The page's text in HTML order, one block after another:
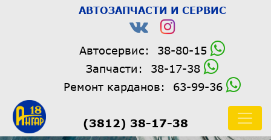
АВТОЗАПЧАСТИ И СЕРВИС
Автосервис:
38-80-15
Запчасти:
38-17-38
Ремонт карданов:
63-99-36
(3812) 38-17-38